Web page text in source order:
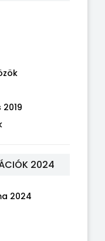
2024
2024